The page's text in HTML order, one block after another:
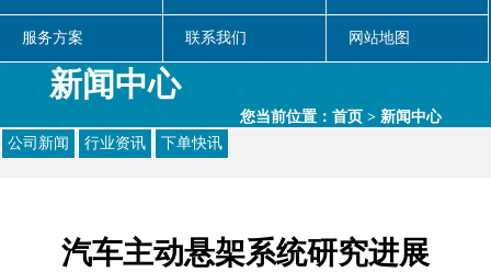
服务方案 联系我们 网站地图
新闻中心
您当前位置：首页 >新闻中心
公司新闻
行业资讯 下单快讯
汽车主动悬架系统研究进展